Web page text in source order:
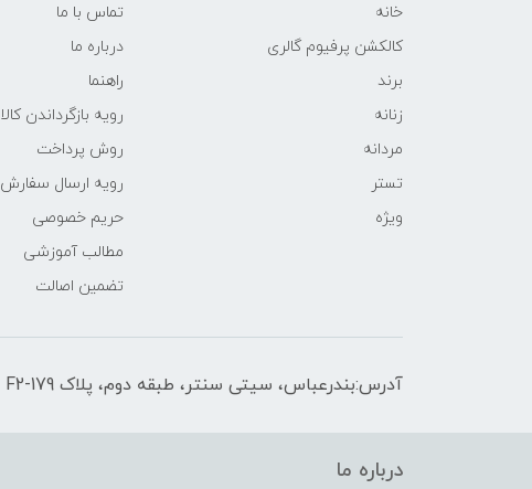
خانه
کالکشن پرفیوم گالری
برند
زنانه
مردانه
تستر
ویژه
تماس با ما
درباره ما
راهنما
رویه‌ بازگرداندن کالا
روش پرداخت
رویه ارسال سفارش
حریم خصوصی
مطالب آموزشی
تضمین اصالت
آدرس:بندرعباس، سیتی سنتر، طبقه دوم، پلاک F2-179
درباره ما